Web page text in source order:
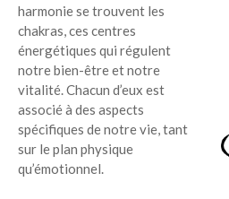
harmonie se trouvent les
chakras, ces centres
énergétiques qui régulent
notre bien-être et notre
vitalité. Chacun d’eux est
associé à des aspects
spécifiques de notre vie, tant
sur le plan physique
qu’émotionnel.